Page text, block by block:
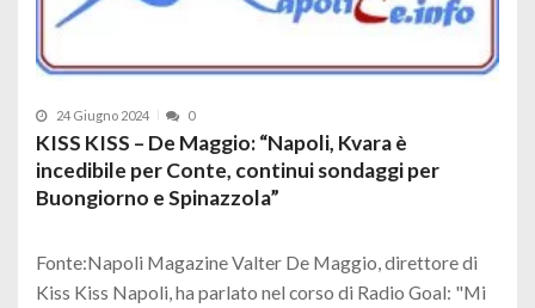
24 Giugno 2024 0
KISS KISS – De Maggio: “Napoli, Kvara è
incedibile per Conte, continui sondaggi per
Buongiorno e Spinazzola”
Fonte:Napoli Magazine Valter De Maggio, direttore di
Kiss Kiss Napoli, ha parlato nel corso di Radio Goal: "Mi